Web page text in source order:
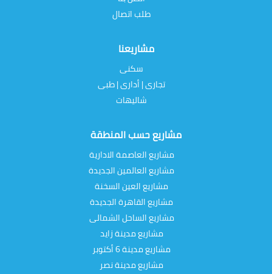
طلب اتصال
مشاريعنا
سكنى
تجارى | أدارى | طبى
شاليهات
مشاريع حسب المنطقة
مشاريع العاصمة الادارية
مشاريع العالمين الجديدة
مشاريع العين السخنة
مشاريع القاهرة الجديدة
مشاريع الساحل الشمالى
مشاريع مدينة زايد
مشاريع مدينة 6 أكتوبر
مشاريع مدينة نصر